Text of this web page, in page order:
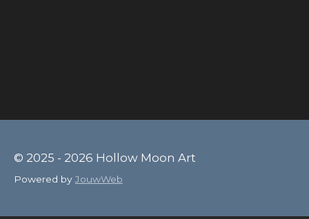
© 2025 - 2026 Hollow Moon Art
Powered byJouwWeb